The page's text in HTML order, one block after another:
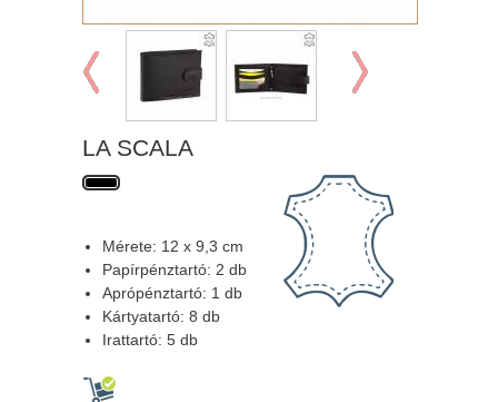
LA SCALA
Mérete: 12 x 9,3 cm
Papírpénztartó: 2 db
Aprópénztartó: 1 db
Kártyatartó: 8 db
Irattartó: 5 db